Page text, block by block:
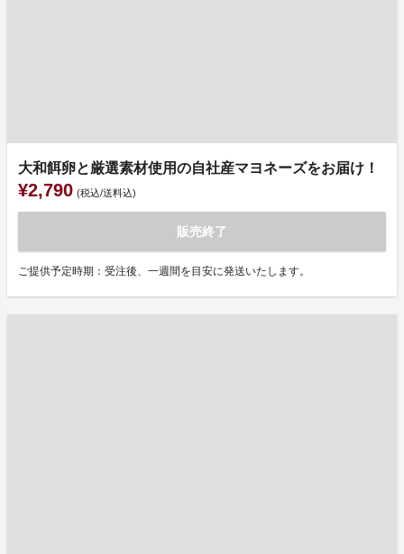
大和餌卵と厳選素材使用の自社産マヨネーズをお届け！
¥2,790 (税込/送料込)
販売終了
ご提供予定時期：受注後、一週間を目安に発送いたします。